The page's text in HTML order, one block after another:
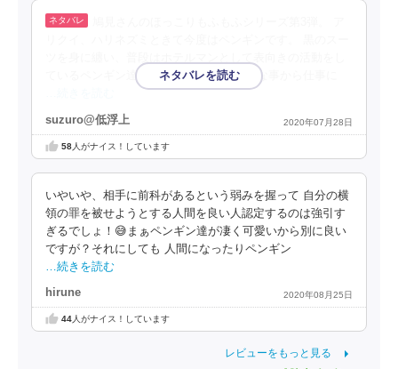
ているペンギン達と一部の人間。 ひょんな事から仕事に
suzuro@低浮上 2020年07月28日
58人がナイス！しています
いやいや、相手に前科があるという弱みを握って 自分の横
領の罪を被せようとする人間を良い人認定するのは強引す
ぎるでしょ！😅まぁペンギン達が凄く可愛いから別に良い
ですが？それにしても 人間になったりペンギン
…続きを読む
hirune 2020年08月25日
44人がナイス！しています
レビューをもっと見る